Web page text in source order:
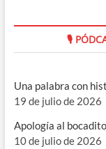
🎙
Una palabra con
19 de julio de 2026
Apología al
10 de julio de 2026